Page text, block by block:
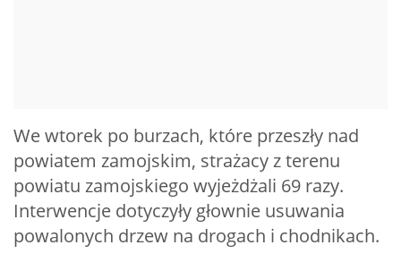
We wtorek po burzach, które przeszły nad
powiatem zamojskim, strażacy z terenu
powiatu zamojskiego wyjeżdżali 69 razy.
Interwencje dotyczyły głownie usuwania
powalonych drzew na drogach i chodnikach.